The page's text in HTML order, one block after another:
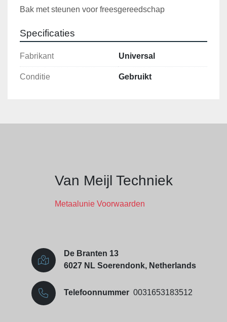
Bak met steunen voor freesgereedschap
Specificaties
Fabrikant Universal
Conditie Gebruikt
Van Meijl Techniek
Metaalunie Voorwaarden
De Branten 13
6027 NL Soerendonk, Netherlands
Telefoonnummer 0031653183512